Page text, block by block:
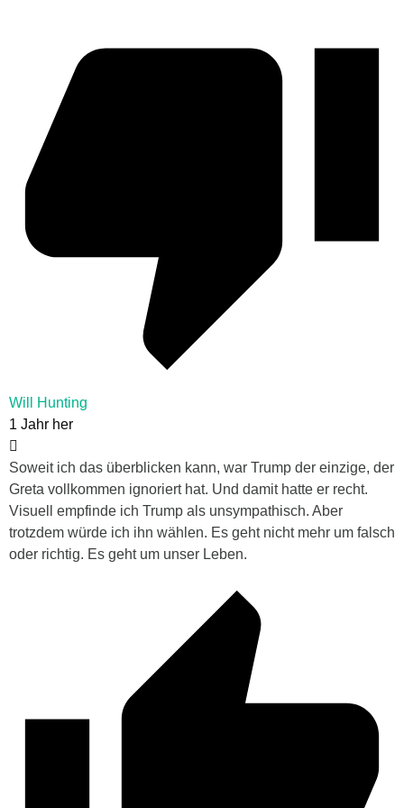
Will Hunting
1 Jahr her
Soweit ich das überblicken kann, war Trump der einzige, der
Greta vollkommen ignoriert hat. Und damit hatte er recht.
Visuell empfinde ich Trump als unsympathisch. Aber
trotzdem würde ich ihn wählen. Es geht nicht mehr um falsch
oder richtig. Es geht um unser Leben.